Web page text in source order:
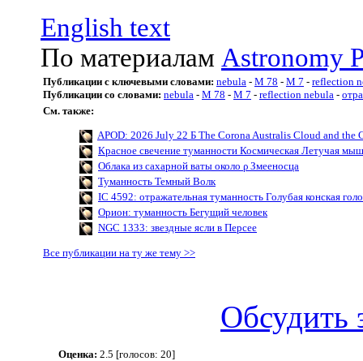
English text
По материалам Astronomy
Публикации с ключевыми словами: nebula - M 78 - M 7 - reflection
Публикации со словами: nebula - M 78 - M 7 - reflection nebula -
См. также:
APOD: 2026 July 22 Б The Corona Australis Cloud and the
Красное свечение туманности Космическая Летучая
Облака из сахарной ваты около ρ Змееносца
Туманность Темный Волк
IC 4592: отражательная туманность Голубая конская
Орион: туманность Бегущий человек
NGC 1333: звездные ясли в Персее
Все публикации на ту же тему >>
Обсудить
Оценка: 2.5 [голосов: 20]